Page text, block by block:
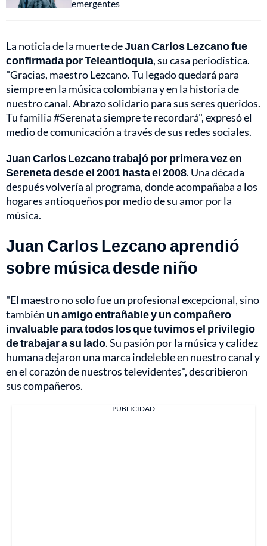
emergentes
La noticia de la muerte deJuan Carlos Lezcano fue
confirmada por Teleantioquia, su casa periodística.
"Gracias, maestro Lezcano. Tu legado quedará para
siempre en la música colombiana y en la historia de
nuestro canal. Abrazo solidario para sus seres queridos.
Tu familia #Serenata siempre te recordará", expresó el
medio de comunicación a través de sus redes sociales.
Juan Carlos Lezcano trabajó por primera vez en
Sereneta desde el 2001 hasta el 2008. Una década
después volvería al programa, donde acompañaba a los
hogares antioqueños por medio de su amor por la
música.
Juan Carlos Lezcano aprendió
sobre música desde niño
"El maestro no solo fue un profesional excepcional, sino
también un amigo entrañable y un compañero
invaluable para todos los que tuvimos el privilegio
de trabajar a su lado. Su pasión por la música y calidez
humana dejaron una marca indeleble en nuestro canal y
en el corazón de nuestros televidentes", describieron
sus compañeros.
PUBLICIDAD